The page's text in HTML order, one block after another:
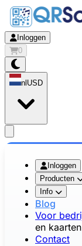
Inloggen
0
nl USD
Inloggen
Producten
Info
Blog
Voor
en
Contact